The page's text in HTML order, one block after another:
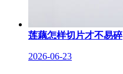
莲藕怎样切片才不易碎
2026-06-23